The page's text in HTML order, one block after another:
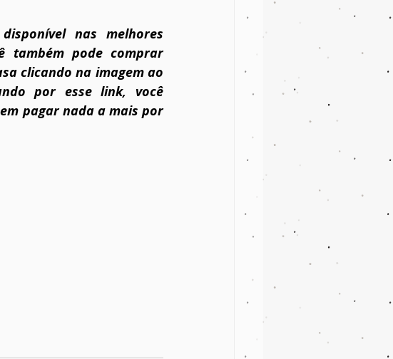
nas melhores
também pode comprar
clicando na imagem ao
por esse link, você
pagar nada a mais por